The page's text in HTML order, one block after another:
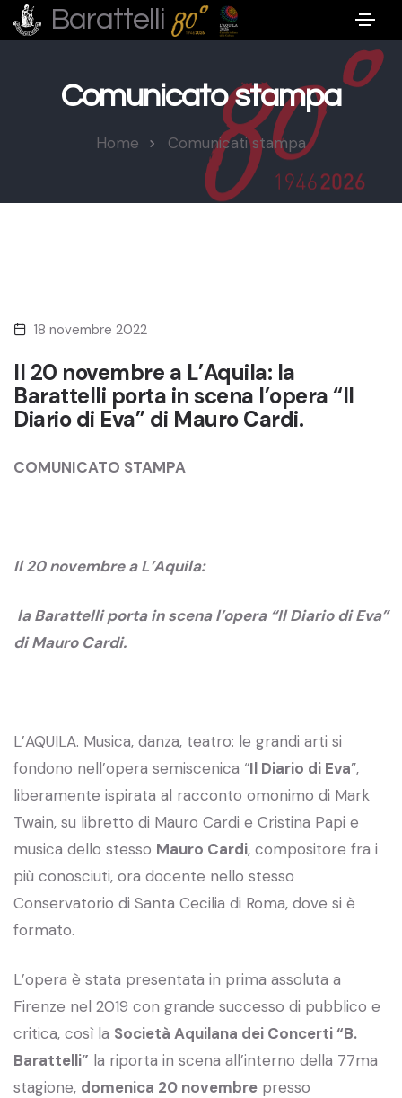
Barattelli
Comunicato stampa
Home Comunicati stampa
18 novembre 2022
Il 20 novembre a L’Aquila: la
Barattelli porta in scena l’opera “Il
Diario di Eva” di Mauro Cardi.
COMUNICATO STAMPA
Il 20 novembre a L’Aquila:
la Barattelli porta in scena l’opera “Il Diario di Eva”
di Mauro Cardi.
L’AQUILA. Musica, danza, teatro: le grandi arti si
fondono nell’opera semiscenica “Il Diario di Eva”,
liberamente ispirata al racconto omonimo di Mark
Twain, su libretto di Mauro Cardi e Cristina Papi e
musica dello stesso Mauro Cardi, compositore fra i
più conosciuti, ora docente nello stesso
Conservatorio di Santa Cecilia di Roma, dove si è
formato.
L’opera è stata presentata in prima assoluta a
Firenze nel 2019 con grande successo di pubblico e
critica, così la Società Aquilana dei Concerti “B.
Barattelli” la riporta in scena all’interno della 77ma
stagione, domenica 20 novembre presso